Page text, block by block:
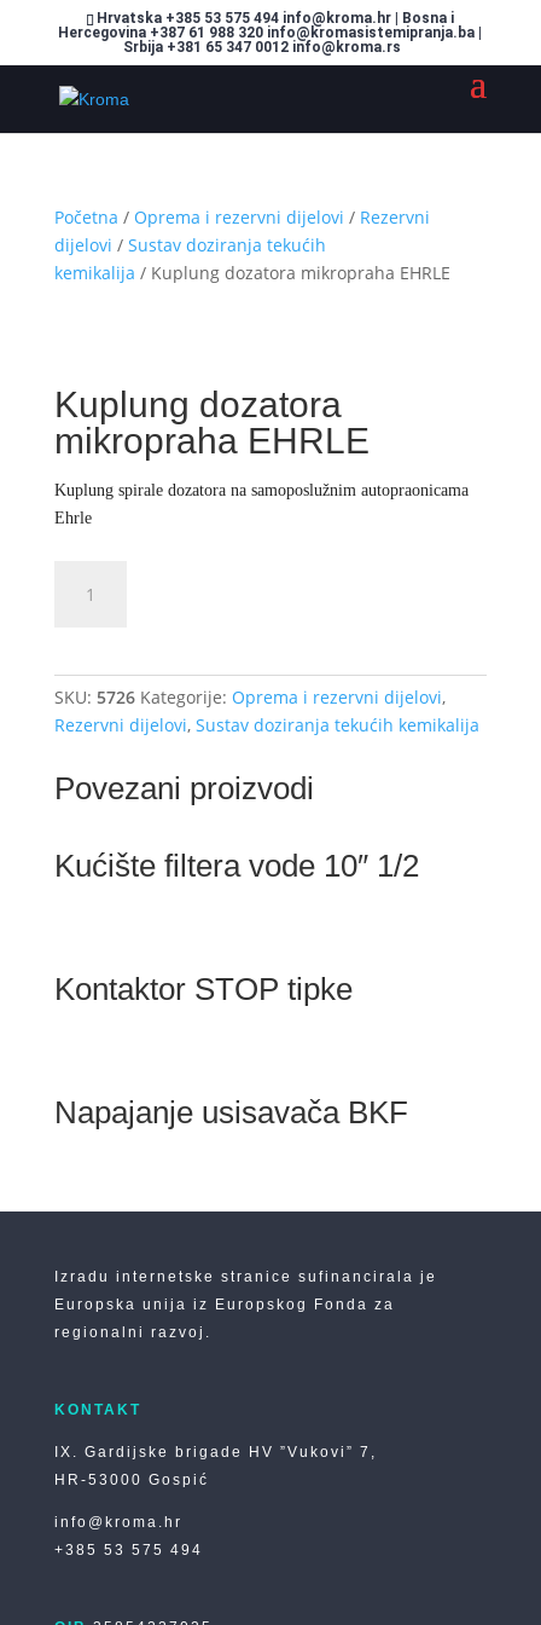
Hrvatska +385 53 575 494 info@kroma.hr | Bosna i
Hercegovina +387 61 988 320 info@kromasistemipranja.ba |
Srbija +381 65 347 0012 info@kroma.rs
Početna / Oprema i rezervni dijelovi / Rezervni
dijelovi / Sustav doziranja tekućih
kemikalija / Kuplung dozatora mikropraha EHRLE
Kuplung dozatora
mikropraha EHRLE
Kuplung spirale dozatora na samoposlužnim autopraonicama
Ehrle
dozatora
SKU: 5726 Kategorije: Oprema i rezervni dijelovi,
Rezervni dijelovi, Sustav doziranja tekućih kemikalija
Povezani proizvodi
Kućište filtera vode 10″ 1/2
Kontaktor STOP tipke
Napajanje usisavača BKF
Izradu internetske stranice sufinancirala je
Europska unija iz Europskog Fonda za
regionalni razvoj.
KONTAKT
IX. Gardijske brigade HV ”Vukovi” 7,
HR-53000 Gospić
info@kroma.hr
+385 53 575 494